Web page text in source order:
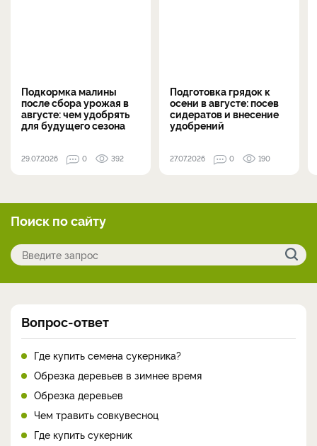
Подкормка малины
после сбора урожая в
августе: чем удобрять
для будущего сезона
29.07.2026 0 392
Подготовка грядок к
осени в августе: посев
сидератов и внесение
удобрений
27.07.2026 0 190
Поиск по сайту
Вопрос-ответ
Где купить семена сукерника?
Обрезка деревьев в зимнее время
Обрезка деревьев
Чем травить совкувесноц
Где купить сукерник